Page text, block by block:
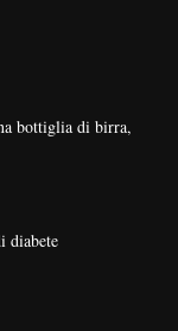
bottiglia di birra,
diabete